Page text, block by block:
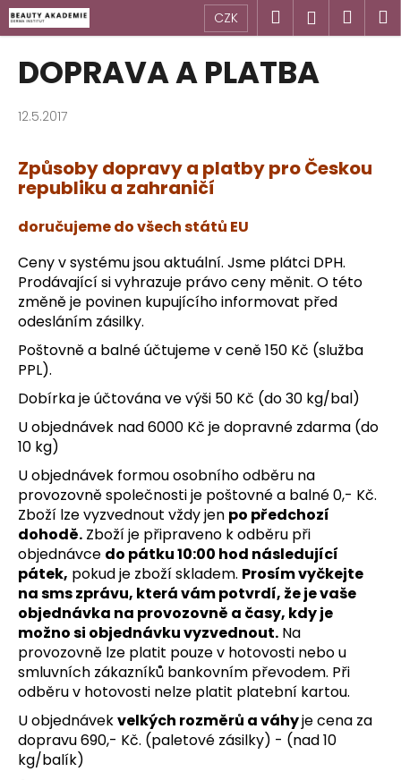
Přejít
na
obsah
CZK Hledat
DOPRAVA A PLATBA
12.5.2017
Způsoby dopravy a platby pro Českou
republiku a zahraničí
doručujeme do všech států EU
Ceny v systému jsou aktuální. Jsme plátci DPH.
Prodávající si vyhrazuje právo ceny měnit. O této
změně je povinen kupujícího informovat před
odesláním zásilky.
Poštovně a balné účtujeme v ceně 150 Kč (služba
PPL).
Dobírka je účtována ve výši 50 Kč (do 30 kg/bal)
U objednávek nad 6000 Kč je dopravné zdarma (do
10 kg)
U objednávek formou osobního odběru na
provozovně společnosti je poštovné a balné 0,- Kč.
Zboží lze vyzvednout vždy jen po předchozí
dohodě. Zboží je připraveno k odběru při
objednávce do pátku 10:00 hod následující
pátek, pokud je zboží skladem. Prosím vyčkejte
na sms zprávu, která vám potvrdí, že je vaše
objednávka na provozovně a časy, kdy je
možno si objednávku vyzvednout. Na
provozovně lze platit pouze v hotovosti nebo u
smluvních zákazníků bankovním převodem. Při
odběru v hotovosti nelze platit platební kartou.
U objednávekvelkých rozměrů a váhyje cena za
dopravu 690,- Kč. (paletové zásilky) - (nad 10
kg/balík)
K
o
o
o
t
ř
e
b
u
j
e
t
e
n
a
j
í
t
?
HLEDAT
D
p
o
r